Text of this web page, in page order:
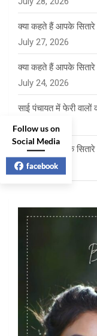
क्या कहते हैं आपके
July 27, 2026
क्या कहते हैं आपके
July 24, 2026
साई पंचायत में फेरी
July 23, 2026
क्या कहते है आपके
July 23, 2026
Follow us on
Social Media
facebook